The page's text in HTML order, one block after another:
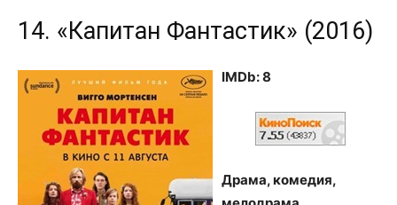
14. «Капитан Фантастик» (2016)
IMDb: 8
Драма, комедия,